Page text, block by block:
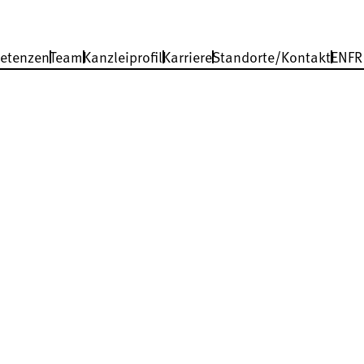
Team KanzleiprofilKarriereStandorte/KontaktENFR